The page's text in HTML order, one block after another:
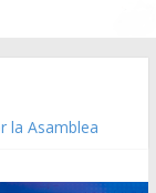
la Asamblea